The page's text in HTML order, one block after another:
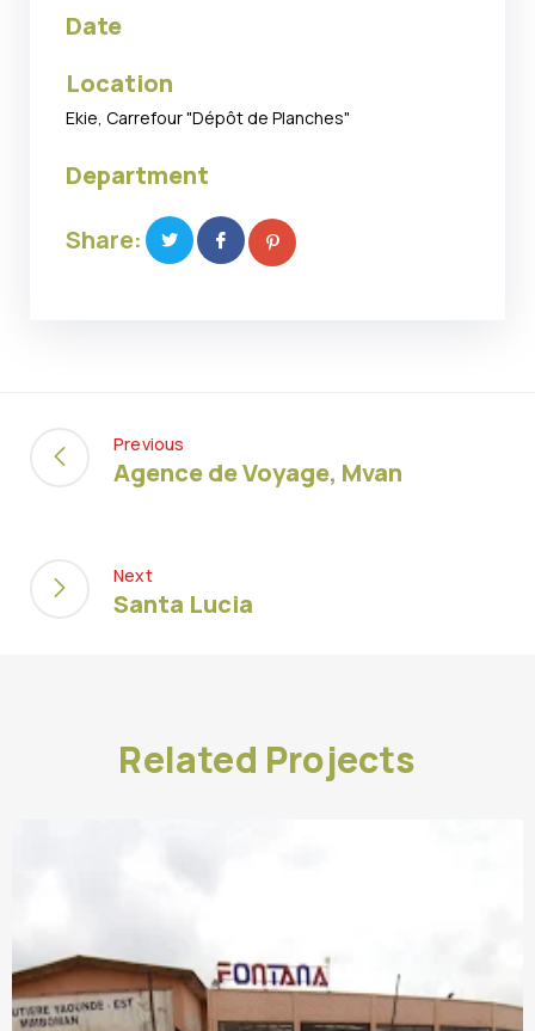
Date
Location
Ekie, Carrefour "Dépôt de Planches"
Department
Share:
Previous
Agence de Voyage, Mvan
Next
Santa Lucia
Related Projects